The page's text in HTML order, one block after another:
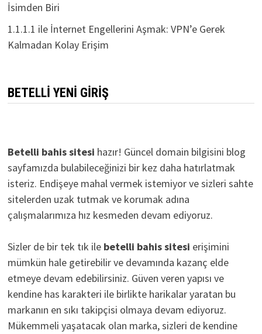
İsimden Biri
1.1.1.1 ile İnternet Engellerini Aşmak: VPN’e Gerek
Kalmadan Kolay Erişim
BETELLI YENI GIRIŞ
Betelli bahis sitesi hazır! Güncel domain bilgisini blog
sayfamızda bulabileceğinizi bir kez daha hatırlatmak
isteriz. Endişeye mahal vermek istemiyor ve sizleri sahte
sitelerden uzak tutmak ve korumak adına
çalışmalarımıza hız kesmeden devam ediyoruz.
Sizler de bir tek tık ile betelli bahis sitesi erişimini
mümkün hale getirebilir ve devamında kazanç elde
etmeye devam edebilirsiniz. Güven veren yapısı ve
kendine has karakteri ile birlikte harikalar yaratan bu
markanın en sıkı takipçisi olmaya devam ediyoruz.
Mükemmeli yaşatacak olan marka, sizleri de kendine